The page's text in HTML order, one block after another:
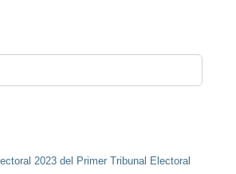
2023 del Primer Tribunal Electoral